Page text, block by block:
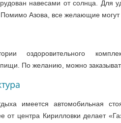
навесами от солнца. Для
Азова, все желающие могут
оздоровительного
пищи. По желанию, можно
имеется автомобильная
от центра Кирилловки делает